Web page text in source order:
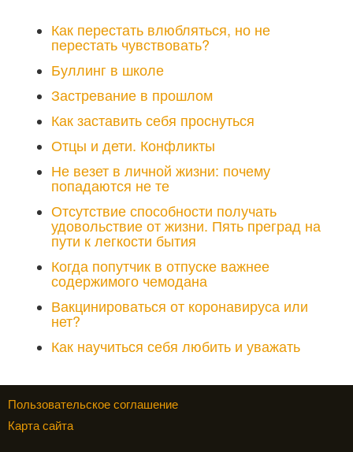
Как перестать влюбляться, но не
перестать чувствовать?
Буллинг в школе
Застревание в прошлом
Как заставить себя проснуться
Отцы и дети. Конфликты
Не везет в личной жизни: почему
попадаются не те
Отсутствие способности получать
удовольствие от жизни. Пять преград на
пути к легкости бытия
Когда попутчик в отпуске важнее
содержимого чемодана
Вакцинироваться от коронавируса или
нет?
Как научиться себя любить и уважать
Пользовательское соглашение
Карта сайта